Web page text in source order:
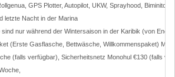
GPS Plotter, Autopilot, UKW, Sprayhood, Biminitop,
letzte Nacht in der Marina
sind nur während der Wintersaison in der Karibik (von Ende
(Erste Gasflasche, Bettwäsche, Willkommenspaket)
(falls verfügbar), Sicherheitsnetz Monohul €130 (falls